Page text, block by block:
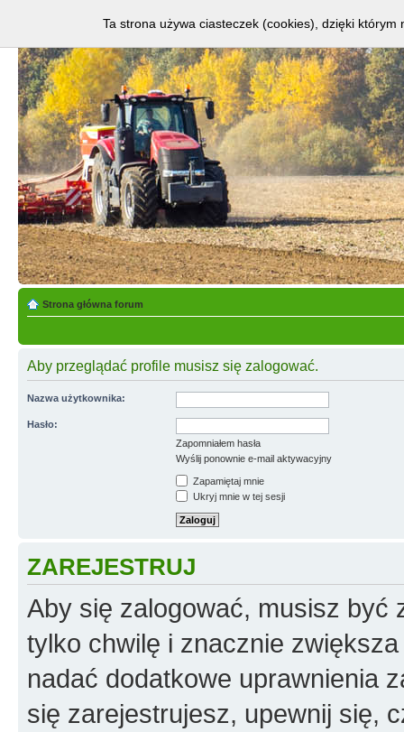
Strona główna forum
Aby przeglądać profile musisz się zalogować.
Nazwa użytkownika:
Hasło:
Zapomniałem hasła
Wyślij ponownie e-mail aktywacyjny
Zapamiętaj mnie
Ukryj mnie w tej sesji
ZAREJESTRUJ
Aby się zalogować, musisz być
tylko chwilę i znacznie
nadać dodatkowe uprawnienia
się zarejestrujesz, upewnij się,
Ta strona używa ciasteczek (cookies), dzięki którym